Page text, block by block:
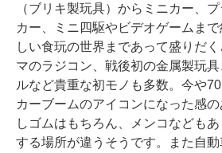
（ブリキ製玩具）からミニカー、
カー、ミニ四駆やビデオゲームま
しい食玩の世界まであって盛りだ
マのラジコン、戦後初の金属製玩
ルなど貴重な初モノも多数。今や
カーブームのアイコンになった感
しゴムはもちろん、メンコなども
する場所が違うそうです。また自